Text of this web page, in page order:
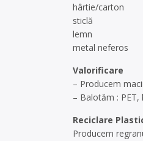
hârtie/carton
sticlă
lemn
metal neferos
Valorificare
– Producem
– Balotăm :
Reciclare
Producem